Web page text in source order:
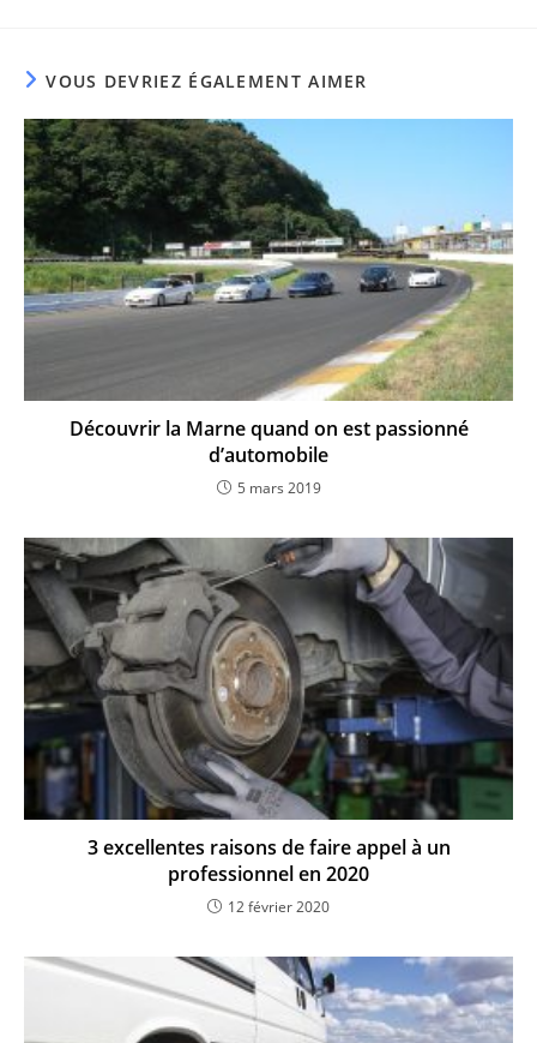
VOUS DEVRIEZ ÉGALEMENT AIMER
Découvrir la Marne quand on est passionné
d’automobile
5 mars 2019
3 excellentes raisons de faire appel à un
professionnel en 2020
12 février 2020